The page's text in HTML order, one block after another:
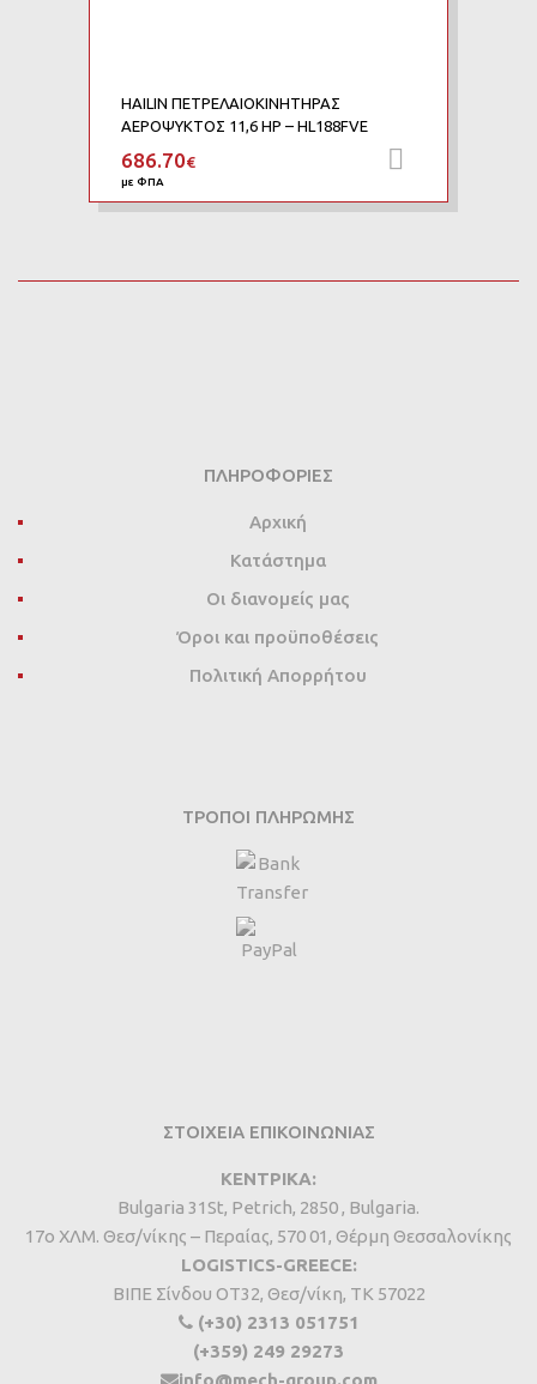
HAILIN ΠΕΤΡΕΛΑΙΟΚΙΝΗΤΗΡΑΣ
ΑΕΡΟΨΥΚΤΟΣ 11,6 HP – HL188FVE
686.70€
με ΦΠΑ
ΠΛΗΡΟΦΟΡΊΕΣ
Αρχική
Κατάστημα
Οι διανομείς μας
Όροι και προϋποθέσεις
Πολιτική Απορρήτου
ΤΡΌΠΟΙ ΠΛΗΡΩΜΉΣ
ΣΤΟΙΧΕΙΑ ΕΠΙΚΟΙΝΩΝΙΑΣ
ΚΕΝΤΡΙΚΑ:
Bulgaria 31St, Petrich, 2850 , Bulgaria.
17ο ΧΛΜ. Θεσ/νίκης – Περαίας, 570 01, Θέρμη Θεσσαλονίκης
LOGISTICS-GREECE:
BIΠΕ Σίνδου ΟΤ32, Θεσ/νίκη, ΤΚ 57022
(+30) 2313 051751
(+359) 249 29273